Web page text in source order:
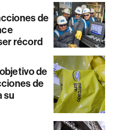
de
récord
de
de
su